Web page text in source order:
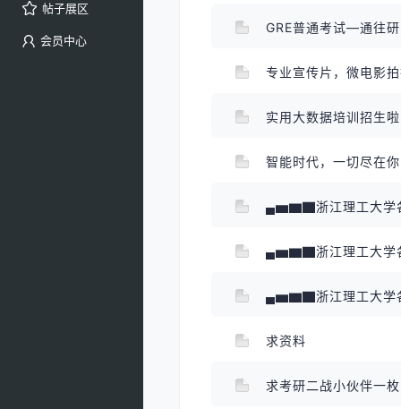
帖子展区
会员中心
GRE普通考试—通往
专业宣传片，微电影
实用大数据培训招生
智能时代，一切尽在
求资料
求考研二战小伙伴一